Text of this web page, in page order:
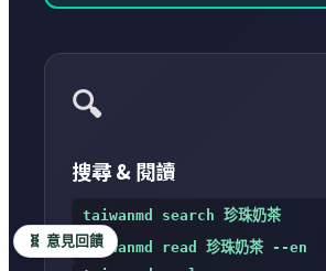
🔍
搜尋 & 閱讀
taiwanmd search 珍珠奶茶
taiwanmd read 珍珠奶茶 --en
🧬 意見回饋